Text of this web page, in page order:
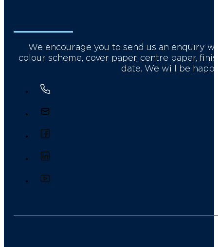
We encourage you to send us an enquiry
colour scheme, cover paper, centre paper,
date. We will be